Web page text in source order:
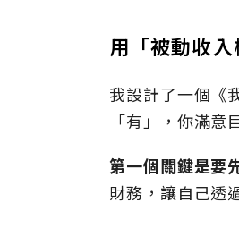
用「被動收
我設計了一個《
「有」，你滿
第一個關鍵是要
財務，讓自己透